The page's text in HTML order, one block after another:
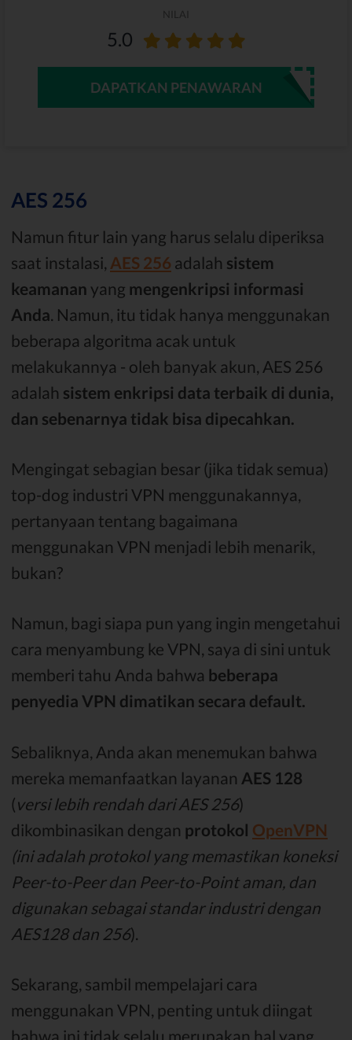
NILAI
5.0
DAPATKAN PENAWARAN
AES 256
Namun fitur lain yang harus selalu diperiksa
saat instalasi, AES 256 adalah sistem
keamanan yang mengenkripsi informasi
Anda . Namun, itu tidak hanya menggunakan
beberapa algoritma acak untuk
melakukannya - oleh banyak akun, AES 256
adalah sistem enkripsi data terbaik di dunia,
dan sebenarnya tidak bisa dipecahkan.
Mengingat sebagian besar (jika tidak semua)
top-dog industri VPN menggunakannya,
pertanyaan tentang bagaimana
menggunakan VPN menjadi lebih menarik,
bukan?
Namun, bagi siapa pun yang ingin mengetahui
cara menyambung ke VPN, saya di sini untuk
memberi tahu Anda bahwa beberapa
penyedia VPN dimatikan secara default.
Sebaliknya, Anda akan menemukan bahwa
mereka memanfaatkan layanan AES 128
(versi lebih rendah dari AES 256)
dikombinasikan dengan protokol OpenVPN
(ini adalah protokol yang memastikan koneksi
Peer-to-Peer dan Peer-to-Point aman, dan
digunakan sebagai standar industri dengan
AES128 dan 256).
Sekarang, sambil mempelajari cara
menggunakan VPN, penting untuk diingat
bahwa ini tidak selalu merupakan hal yang